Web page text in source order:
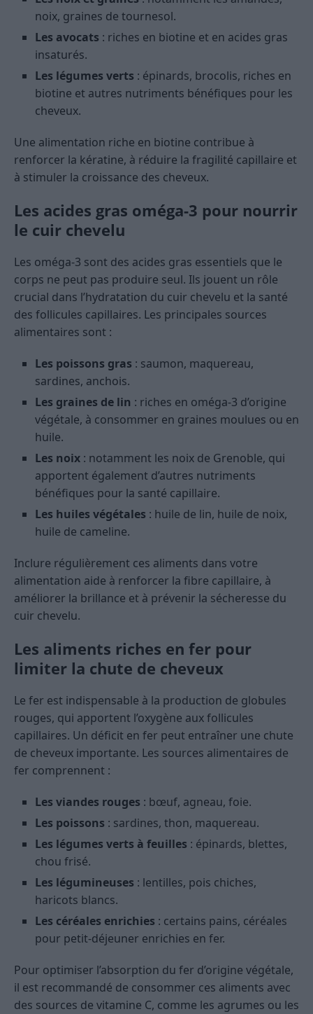
noix, graines de tournesol.
Les avocats : riches en biotine et en acides gras
insaturés.
Les légumes verts : épinards, brocolis, riches en
biotine et autres nutriments bénéfiques pour les
cheveux.
Une alimentation riche en biotine contribue à
renforcer la kératine, à réduire la fragilité capillaire et
à stimuler la croissance des cheveux.
Les acides gras oméga-3 pour nourrir
le cuir chevelu
Les oméga-3 sont des acides gras essentiels que le
corps ne peut pas produire seul. Ils jouent un rôle
crucial dans l’hydratation du cuir chevelu et la santé
des follicules capillaires. Les principales sources
alimentaires sont :
Les poissons gras : saumon, maquereau,
sardines, anchois.
Les graines de lin : riches en oméga-3 d’origine
végétale, à consommer en graines moulues ou en
huile.
Les noix : notamment les noix de Grenoble, qui
apportent également d’autres nutriments
bénéfiques pour la santé capillaire.
Les huiles végétales : huile de lin, huile de noix,
huile de cameline.
Inclure régulièrement ces aliments dans votre
alimentation aide à renforcer la fibre capillaire, à
améliorer la brillance et à prévenir la sécheresse du
cuir chevelu.
Les aliments riches en fer pour
limiter la chute de cheveux
Le fer est indispensable à la production de globules
rouges, qui apportent l’oxygène aux follicules
capillaires. Un déficit en fer peut entraîner une chute
de cheveux importante. Les sources alimentaires de
fer comprennent :
Les viandes rouges : bœuf, agneau, foie.
Les poissons : sardines, thon, maquereau.
Les légumes verts à feuilles : épinards, blettes,
chou frisé.
Les légumineuses : lentilles, pois chiches,
haricots blancs.
Les céréales enrichies : certains pains, céréales
pour petit-déjeuner enrichies en fer.
Pour optimiser l’absorption du fer d’origine végétale,
il est recommandé de consommer ces aliments avec
des sources de vitamine C, comme les agrumes ou les